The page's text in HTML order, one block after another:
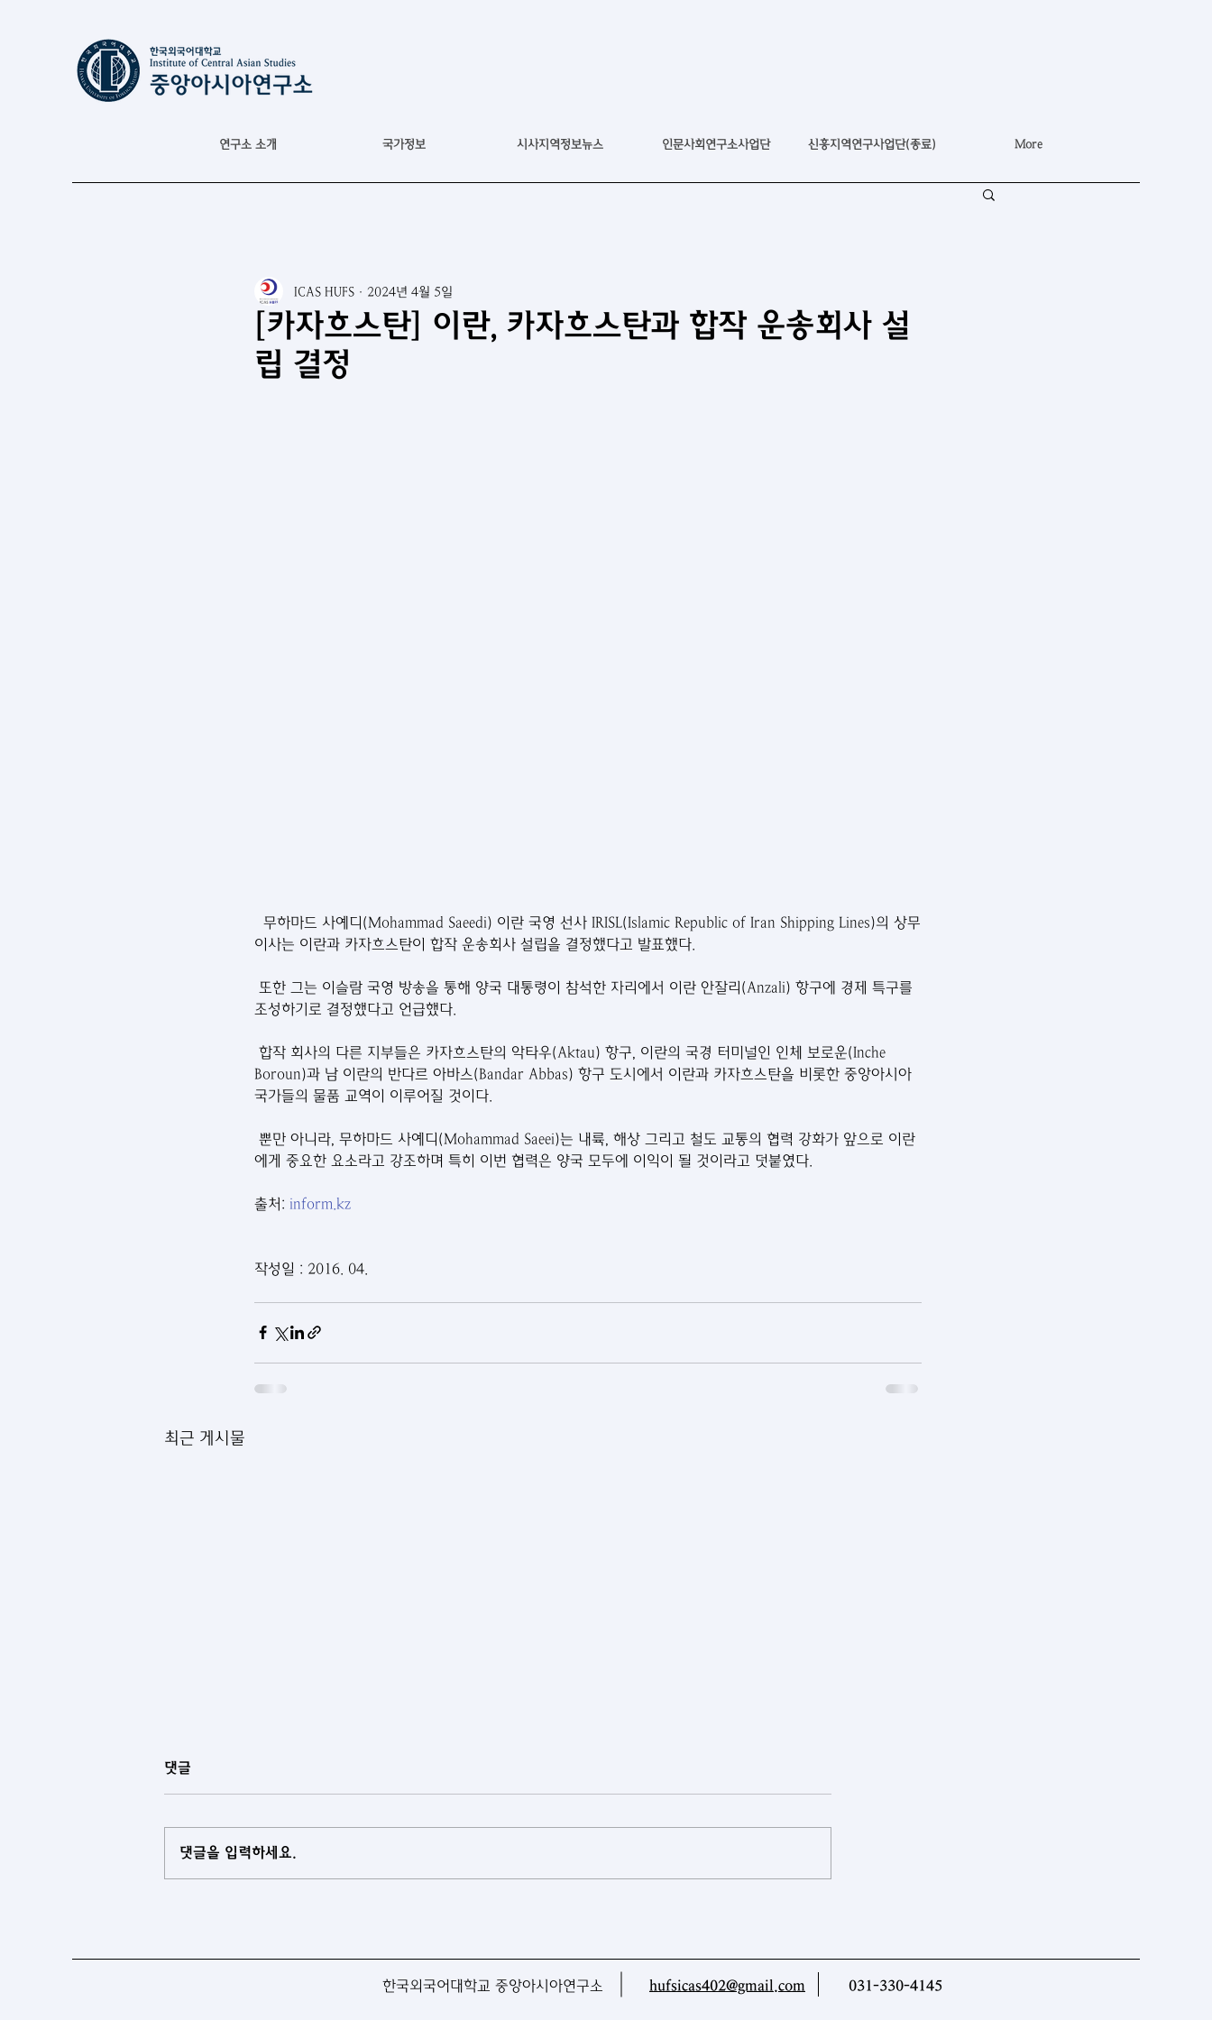
연구소 소개 국가정보 시사지역정보뉴스 인문사회연구소사업단 신흥지역연구사업단(종료) More
[카자흐스탄] 이란, 카자흐스탄과 합작 운송회사 설
립 결정
ICAS HUFS 2024년 4월 5일
무하마드 사예디(Mohammad Saeedi) 이란 국영 선사 IRISL(Islamic Republic of Iran Shipping Lines)의 상무
이사는 이란과 카자흐스탄이 합작 운송회사 설립을 결정했다고 발표했다.
또한 그는 이슬람 국영 방송을 통해 양국 대통령이 참석한 자리에서 이란 안잘리(Anzali) 항구에 경제 특구를
조성하기로 결정했다고 언급했다.
합작 회사의 다른 지부들은 카자흐스탄의 악타우(Aktau) 항구, 이란의 국경 터미널인 인체 보로운(Inche
Boroun)과 남 이란의 반다르 아바스(Bandar Abbas) 항구 도시에서 이란과 카자흐스탄을 비롯한 중앙아시아
국가들의 물품 교역이 이루어질 것이다.
뿐만 아니라, 무하마드 사예디(Mohammad Saeei)는 내륙, 해상 그리고 철도 교통의 협력 강화가 앞으로 이란
에게 중요한 요소라고 강조하며 특히 이번 협력은 양국 모두에 이익이 될 것이라고 덧붙였다.
출처: inform.kz
작성일 : 2016. 04.
최근 게시물
댓글
댓글을 입력하세요.
한국외국어대학교 중앙아시아연구소 hufsicas402@gmail.com 031-330-4145